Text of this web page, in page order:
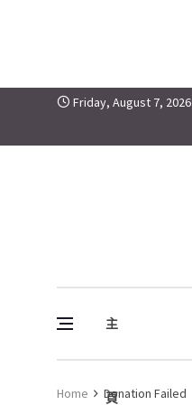
Skip to contentFriday, August 7, 2026
主
頁
Vine Media
葡萄樹傳媒
Home Donation Failed